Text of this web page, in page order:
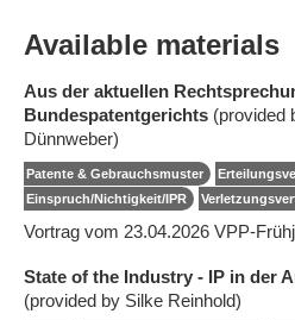
Available materials
Aus der aktuellen
Bundespatentgerichts (provided
Dünnweber)
Patente & Gebrauchsmuster
Einspruch/Nichtigkeit/IPR
Vortrag vom 23.04.2026 VPP-
State of the Industry - IP in der
(provided by Silke Reinhold)